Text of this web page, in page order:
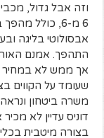
וזה אבל גדול,
6 מ-6, כולל
אבסולוטי בליגה
התהפך. אמנם
אך ממש לא במחיר
שעומד על הקווים
משרה ביטחון
דוניס עדיין לא
בצורה מיטבית